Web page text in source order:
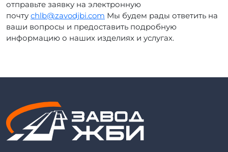
отправьте заявку на электронную
почту chlb@zavodjbi.com Мы будем рады ответить на
ваши вопросы и предоставить подробную
информацию о наших изделиях и услугах.